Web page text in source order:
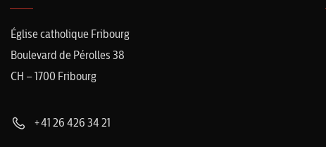
Église catholique Fribourg
Boulevard de Pérolles 38
CH – 1700 Fribourg
+41 26 426 34 21